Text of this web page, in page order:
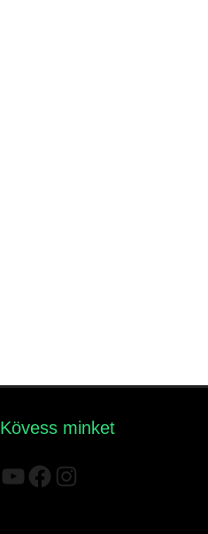
Kövess minket
YouTube
Facebook
Instagram